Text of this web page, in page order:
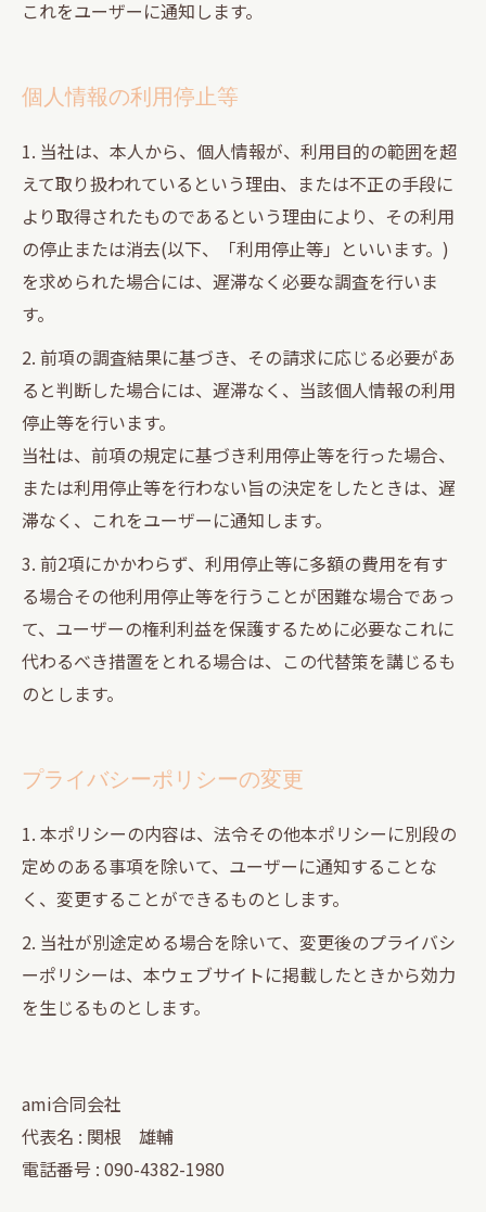
これをユーザーに通知します。
個人情報の利用停止等
1. 当社は、本人から、個人情報が、利用目的の範囲を超
えて取り扱われているという理由、または不正の手段に
より取得されたものであるという理由により、その利用
の停止または消去(以下、「利用停止等」といいます。)
を求められた場合には、遅滞なく必要な調査を行いま
す。
2. 前項の調査結果に基づき、その請求に応じる必要があ
ると判断した場合には、遅滞なく、当該個人情報の利用
停止等を行います。
当社は、前項の規定に基づき利用停止等を行った場合、
または利用停止等を行わない旨の決定をしたときは、遅
滞なく、これをユーザーに通知します。
3. 前2項にかかわらず、利用停止等に多額の費用を有す
る場合その他利用停止等を行うことが困難な場合であっ
て、ユーザーの権利利益を保護するために必要なこれに
代わるべき措置をとれる場合は、この代替策を講じるも
のとします。
プライバシーポリシーの変更
1. 本ポリシーの内容は、法令その他本ポリシーに別段の
定めのある事項を除いて、ユーザーに通知することな
く、変更することができるものとします。
2. 当社が別途定める場合を除いて、変更後のプライバシ
ーポリシーは、本ウェブサイトに掲載したときから効力
を生じるものとします。
ami合同会社
代表名 : 関根 雄輔
電話番号 : 090-4382-1980